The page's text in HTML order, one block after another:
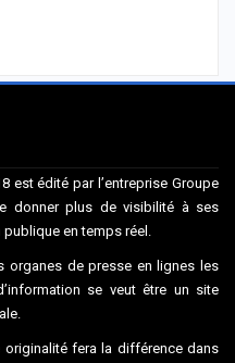
est édité par l’entreprise Groupe
donner plus de visibilité à ses
publique en temps réel.
organes de presse en lignes les
se veut être un site
fera la différence dans